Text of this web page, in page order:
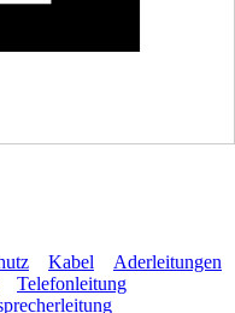
Kabel
Aderleitungen
Telefonleitung